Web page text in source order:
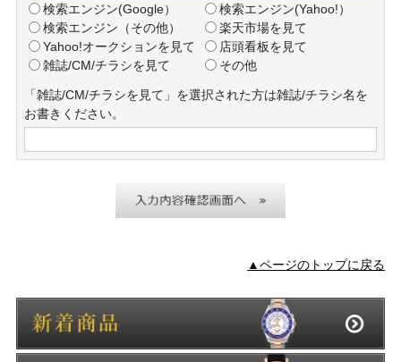
検索エンジン(Google）
検索エンジン(Yahoo!）
検索エンジン（その他）
楽天市場を見て
Yahoo!オークションを見て
店頭看板を見て
雑誌/CM/チラシを見て
その他
「雑誌/CM/チラシを見て」を選択された方は雑誌/チラシ名を
お書きください。
▲ページのトップに戻る